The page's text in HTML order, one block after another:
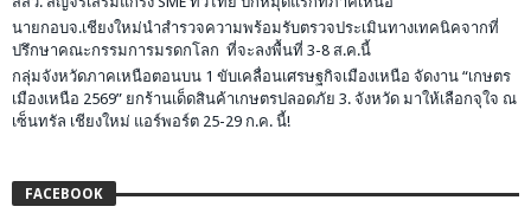
นายกอบจ.เชียงใหม่นำสำรวจความพร้อมรับตรวจประเมินทางเทคนิคจากที่
ปรึกษาคณะกรรมการมรดกโลก ที่จะลงพื้นที่ 3-8 ส.ค.นี้
กลุ่มจังหวัดภาคเหนือตอนบน 1 ขับเคลื่อนเศรษฐกิจเมืองเหนือ จัดงาน “เกษตร
เมืองเหนือ 2569” ยกร้านเด็ดสินค้าเกษตรปลอดภัย 3. จังหวัด มาให้เลือกจุใจ ณ
เซ็นทรัล เชียงใหม่ แอร์พอร์ต 25-29 ก.ค. นี้!
FACEBOOK